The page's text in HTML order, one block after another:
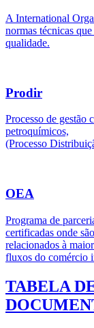
A International
normas técnicas
qualidade.
Prodir
Processo de gestão
petroquímicos,
(Processo
OEA
Programa de
certificadas onde
relacionados à
fluxos do comércio
TABELA